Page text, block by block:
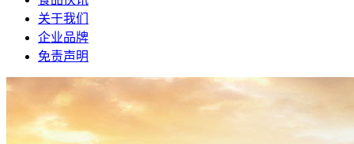
关于我们
企业品牌
免责声明